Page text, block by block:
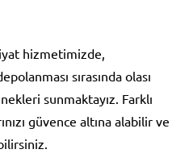
hizmetimizde,
sırasında olası
sunmaktayız. Farklı
güvence altına alabilir ve